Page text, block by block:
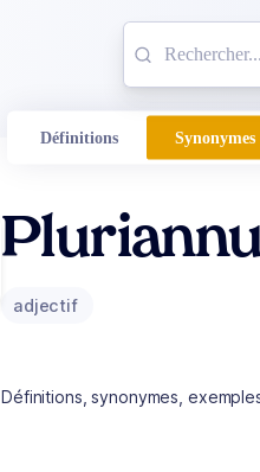
Définitions Synonymes
adjectif
Définitions, synonymes,